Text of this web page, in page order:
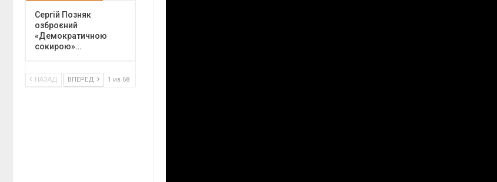
Сергій Позняк
озброєний
«Демократичною
сокирою»…
НАЗАД ВПЕРЕД 1 из 68